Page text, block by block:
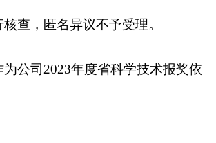
查，匿名异议不予受理。
公司2023年度省科学技术报奖依